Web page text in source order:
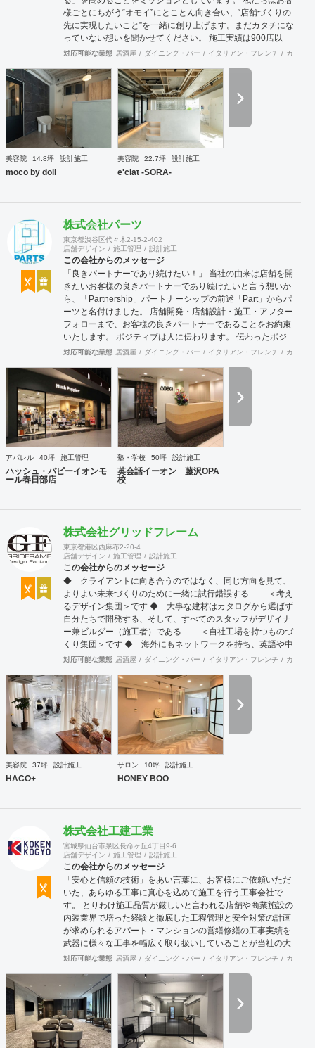
様ごとにちがう“オモイ”にとことん向き合い、“店舗づくりの
先に実現したいこと”を一緒に創り上げます。まだカタチにな
っていない想いを聞かせてください。 施工実績は900店以
上。 グループ会社で直営美容室を13店舗を運営をしており
提案をいたします。 ◉サービス ①テナント紹介サポート ②顧
客ターゲット・マーケティング調査 ③資金調達サポート ④
美容業界専門のデザイン提案 ⑤自社施工 ⑥ブランディング
のための販促ツール ⑦お客様により沿ったアフターフォロー
まずはご相談やお話だけでも構いません。 お気軽にお問合せ
くださいませ！
対応可能な業態 居酒屋 ダイニング・バー イタリアン・フレンチ カフェ
美容院 14.8坪 設計施工
moco by doll
美容院 22.7坪 設計施工
e'clat -SORA-
株式会社パーツ
東京都渋谷区代々木2-15-2-402
店舗デザイン
施工管理 設計施工
この会社からのメッセージ
「良きパートナーであり続けたい！」 当社の由来は店舗を開
きたいお客様の良きパートナーであり続けたいと言う想いか
ら、「Partnership」パートナーシップの前述「Part」からパ
ーツと名付けました。 店舗開発・店舗設計・施工・アフター
フォローまで、お客様の良きパートナーであることをお約束
いたします。 ポジティブは人に伝わります。 伝わったポジ
ティブが幸せを呼び込み、呼び込んだ幸せが、さらに大きな
社ならではの実績をご確認下さい。 <a
href="https://www.partsinc.co.jp/">https://www.partsinc.co.jp/</a>
対応可能な業態 居酒屋 ダイニング・バー イタリアン・フレンチ カフェ
アパレル 40坪 施工管理
ハッシュ・パピーイオンモ
ール春日部店
塾・学校 50坪 設計施工
英会話イーオン 藤沢OPA
校
株式会社グリッドフレーム
東京都港区西麻布2-20-4
店舗デザイン
施工管理 設計施工
この会社からのメッセージ
◆ クライアントに向き合うのではなく、同じ方向を見て、
よりよい未来づくりのために一緒に試行錯誤する ＜考え
るデザイン集団＞です ◆ 大事な建材はカタログから選ばず
自分たちで開発する、そして、すべてのスタッフがデザイナ
ー兼ビルダー（施工者）である ＜自社工場を持つものづ
くり集団＞です ◆ 海外にもネットワークを持ち、英語や中
国語に堪能なスタッフたちが、海外から国内への出店をスム
工案件、設計＋造作物の案件、施工案件、造作物制作など、
多様な請負形態が可能です。工場では金属を中心にさまざま
な素材を用いた制作が可能で、例えば通常デザイン性とは無
縁な特定防火設備（鉄扉）などにも高いデザイン性を施すこ
とも可能です。 GRIDFRAME とりかえのきかない空間
https://gridframe.co.jp/ Synes(シネス) 霧のようなやわらか
な空間 http://synes.jp/ SOTOCHIKU 時間の蓄積を取り
込む空間 https://sotochiku.com/
対応可能な業態 居酒屋 ダイニング・バー イタリアン・フレンチ カフェ
美容院 37坪 設計施工
HACO+
サロン 10坪 設計施工
HONEY BOO
株式会社工建工業
宮城県仙台市泉区長命ヶ丘4丁目9-6
店舗デザイン
施工管理 設計施工
この会社からのメッセージ
「安心と信頼の技術」をあい言葉に、お客様にご依頼いただ
いた、あらゆる工事に真心を込めて施工を行う工事会社で
す。 とりわけ施工品質が厳しいと言われる店舗や商業施設の
内装業界で培った経験と徹底した工程管理と安全対策の計画
が求められるアパート・マンションの営繕修繕の工事実績を
武器に様々な工事を幅広く取り扱いしていることが当社の大
きな特徴です。
対応可能な業態 居酒屋 ダイニング・バー イタリアン・フレンチ カフェ